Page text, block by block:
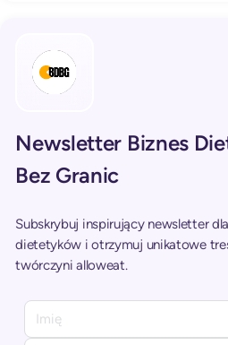
Newsletter Biznes
Bez Granic
Subskrybuj inspirujący newsletter
dietetyków i otrzymuj unikatowe
twórczyni alloweat.
A
l